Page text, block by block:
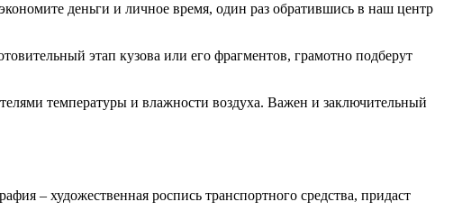
деньги и личное время, один раз обратившись в наш центр
этап кузова или его фрагментов, грамотно подберут
температуры и влажности воздуха. Важен и заключительный
– художественная роспись транспортного средства, придаст